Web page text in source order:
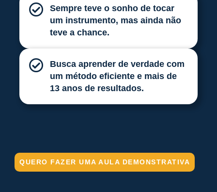
Sempre teve o sonho de tocar
um instrumento, mas ainda não
teve a chance.
Busca aprender de verdade com
um método eficiente e mais de
13 anos de resultados.
QUERO FAZER UMA AULA DEMONSTRATIVA